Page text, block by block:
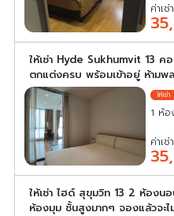
ค่าเ
ให้เช่า Hyde Sukhumvit 13 ค
ตกแต่งครบ พร้อมเข้าอยู่ ห้ามพ
1 ห้
ค่าเ
ให้เช่า ไฮด์ สุขุมวิท 13 2 ห้องน
ห้องมุม ชั้นสูงมากๆ จองแล้วจะ